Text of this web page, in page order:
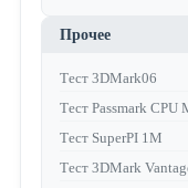
Прочее
Тест 3DMark06
Тест Passmark CPU
Тест SuperPI 1M
Тест 3DMark